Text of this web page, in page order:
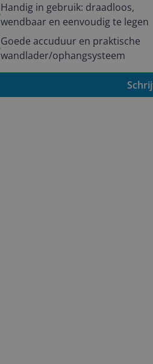
Handig in gebruik: draadloos,
wendbaar en eenvoudig te legen
Goede accuduur en praktische
wandlader/ophangsysteem